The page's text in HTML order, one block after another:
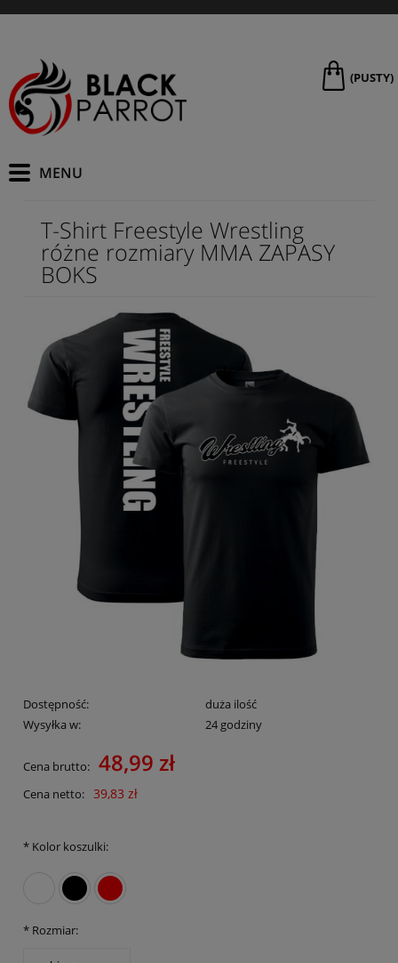
(PUSTY)
T-Shirt Freestyle Wrestling
różne rozmiary MMA ZAPASY
BOKS
Dostępność:
duża ilość
Wysyłka w:
24 godziny
Cena brutto: 48,99 zł
Cena netto: 39,83 zł
* Kolor koszulki:
* Rozmiar: